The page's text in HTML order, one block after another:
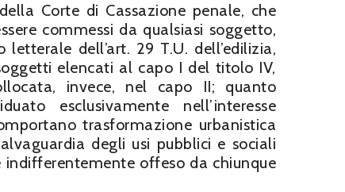
Corte di Cassazione penale, che
commessi da qualsiasi soggetto,
dell’art. 29 T.U. dell’edilizia,
elencati al capo I del titolo IV,
invece, nel capo II; quanto
esclusivamente nell’interesse
trasformazione urbanistica
degli usi pubblici e sociali
indifferentemente offeso da chiunque